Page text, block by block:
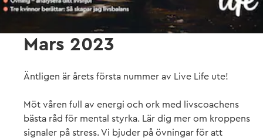
Mars 2023
Äntligen är årets första nummer av Live Life ute!⁠ ⁠
Möt våren full av energi och ork med livscoachens
bästa råd för mental styrka. Lär dig mer om kroppens
signaler på stress. Vi bjuder på övningar för att